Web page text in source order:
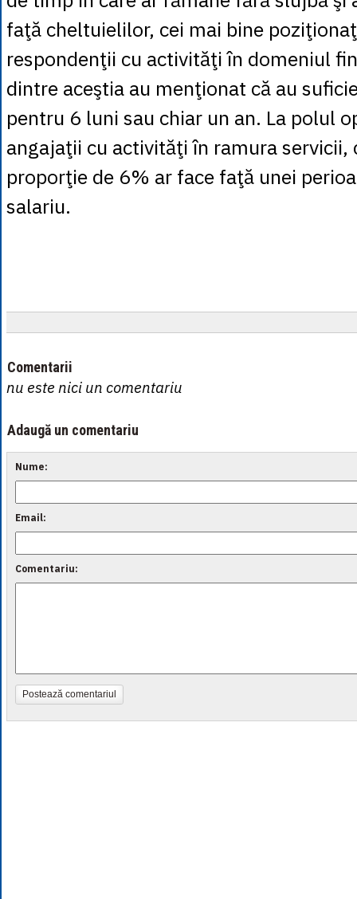
faţă cheltuielilor, cei mai bine
respondenţii cu activităţi în domeniul
dintre aceştia au menţionat că au
pentru 6 luni sau chiar un an. La polul
angajaţii cu activităţi în ramura servicii,
proporţie de 6% ar face faţă unei
salariu.
Comentarii
nu este nici un comentariu
Adaugă un comentariu
Nume:
Email:
Comentariu:
Postează comentariul